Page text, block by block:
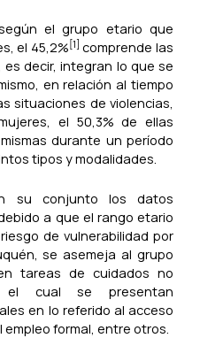
el grupo etario que
el 45,2% [1] comprende las
decir, integran lo que se
en relación al tiempo
situaciones de violencias,
el 50,3% de ellas
durante un período
tipos y modalidades.
su conjunto los datos
a que el rango etario
de vulnerabilidad por
se asemeja al grupo
tareas de cuidados no
el cual se presentan
en lo referido al acceso
formal, entre otros.